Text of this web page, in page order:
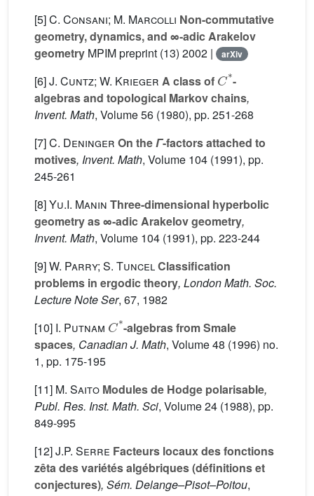
[5]C. Consani; M. Marcolli Non-commutative
geometry, dynamics, and ∞-adic Arakelov
geometry MPIM preprint (13) 2002 | arXiv
[6]J. Cuntz; W. Krieger A class of
*
-
algebras and topological Markov chains,
Invent. Math, Volume 56 (1980), pp. 251-268
[7]C. Deninger On theΓ-factors attached to
motives, Invent. Math, Volume 104 (1991), pp.
245-261
[8]Yu.I. Manin Three-dimensional hyperbolic
geometry as ∞-adic Arakelov geometry,
Invent. Math, Volume 104 (1991), pp. 223-244
[9]W. Parry; S. TuncelClassification
problems in ergodic theory, London Math. Soc.
Lecture Note Ser, 67, 1982
[10] I. Putnam
*
-algebras from Smale
spaces, Canadian J. Math, Volume 48 (1996) no.
1, pp. 175-195
[11] M. Saito Modules de Hodge polarisable,
Publ. Res. Inst. Math. Sci, Volume 24 (1988), pp.
849-995
[12]J.P. Serre Facteurs locaux des fonctions
zêta des variétés algébriques (définitions et
conjectures), Sém. Delange–Pisot–Poitou,